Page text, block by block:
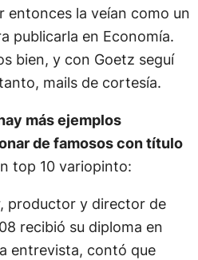
entonces la veían como un
publicarla en Economía.
bien, y con Goetz seguí
mails de cortesía.
más ejemplos
de famosos con título
top 10 variopinto:
productor y director de
recibió su diploma en
entrevista, contó que